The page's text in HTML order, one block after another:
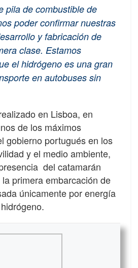
pila de combustible de
poder confirmar nuestras
y fabricación de
clase. Estamos
el hidrógeno es una gran
en autobuses sin
en Lisboa, en
de los máximos
gobierno portugués en los
y el medio ambiente,
del catamarán
primera embarcación de
únicamente por energía